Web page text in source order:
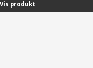
Vis produkt